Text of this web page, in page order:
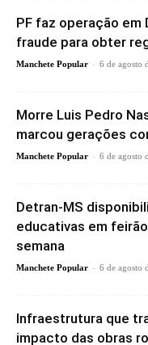
PF faz operação
fraude para obter
Manchete Popular - 6 de agosto
Morre Luis Pedro
marcou gerações
Manchete Popular - 6 de agosto
Detran-MS
educativas em
semana
Manchete Popular - 6 de agosto
Infraestrutura que
impacto das obras